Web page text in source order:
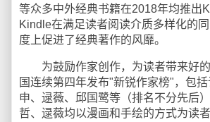
等众多中外经典书籍在2018年均推出
Kindle在满足读者阅读介质多样化的
度上促进了经典著作的风靡。
为鼓励作家创作，为读者带来好的
国连续第四年发布"新锐作家榜"，包
申、逯薇、邱国鹭等（排名不分先后
哲、逯薇均以漫画和手绘的方式为读